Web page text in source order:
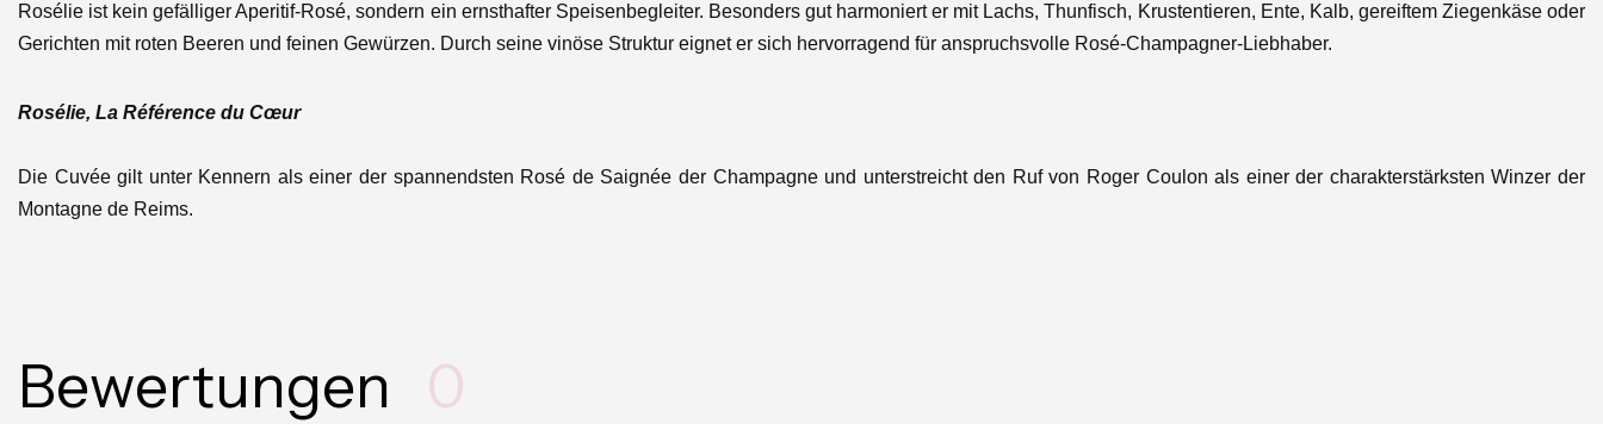
Rosélie ist kein gefälliger Aperitif-Rosé, sondern ein ernsthafter Speisenbegleiter. Besonders gut harmoniert er mit Lachs, Thunfisch, Krustentieren, Ente, Kalb, gereiftem Ziegenkäse oder
Gerichten mit roten Beeren und feinen Gewürzen. Durch seine vinöse Struktur eignet er sich hervorragend für anspruchsvolle Rosé-Champagner-Liebhaber.
Rosélie, La Référence du Cœur
Die Cuvée gilt unter Kennern als einer der spannendsten Rosé de Saignée der Champagne und unterstreicht den Ruf von Roger Coulon als einer der charakterstärksten Winzer der
Montagne de Reims.
Bewertungen 0